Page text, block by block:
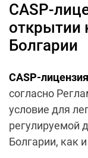
CASP-
открытии
Болгарии
CASP-
согласно
условие для
регулируемой
Болгарии, как